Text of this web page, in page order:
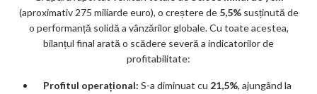
(aproximativ 275 miliarde euro), o creștere de 5,5%susținută de
o performanță solidă a vânzărilor globale. Cu toate acestea,
bilanțul final arată o scădere severă a indicatorilor de
profitabilitate:
Profitul operațional: S-a diminuat cu 21,5%, ajungând la